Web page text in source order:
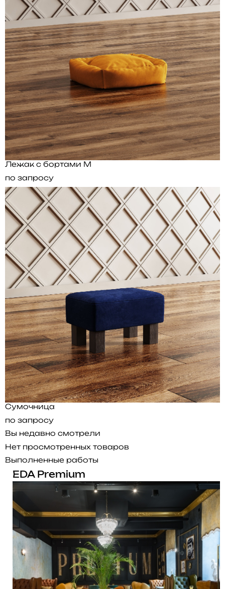
Лежак с бортами M
по запросу
Сумочница
по запросу
Вы недавно смотрели
Нет просмотренных товаров
Выполненные работы
EDA Premium